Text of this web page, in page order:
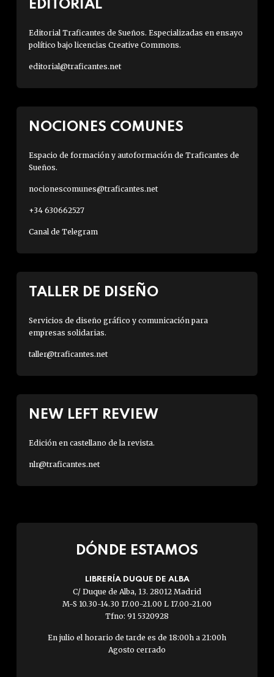
EDITORIAL
Editorial Traficantes de Sueños. Especializadas en ensayo
político bajo licencias Creative Commons.
editorial@traficantes.net
NOCIONES COMUNES
Espacio de formación y autoformación de Traficantes de
Sueños.
nocionescomunes@traficantes.net
+34 630662527
Canal de Telegram
TALLER DE DISEÑO
Servicios de diseño gráfico y comunicación para
empresas solidarias.
taller@traficantes.net
NEW LEFT REVIEW
Edición en castellano de la revista.
nlr@traficantes.net
DÓNDE ESTAMOS
LIBRERÍA DUQUE DE ALBA
C/ Duque de Alba, 13. 28012 Madrid
M-S 10.30-14.30 17.00-21.00 L 17.00-21.00
Tfno: 91 5320928
En julio el horario de tarde es de 18:00h a 21:00h
Agosto cerrado